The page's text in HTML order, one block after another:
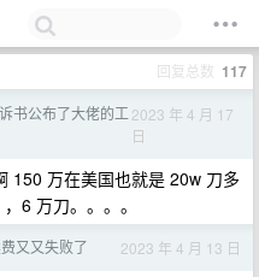
回复总数 117
书公布了大佬的工 2023 年 4 月 17
日
150 万在美国也就是 20w 刀多
6 万刀。。。。
又又失败了 2023 年 4 月 13 日